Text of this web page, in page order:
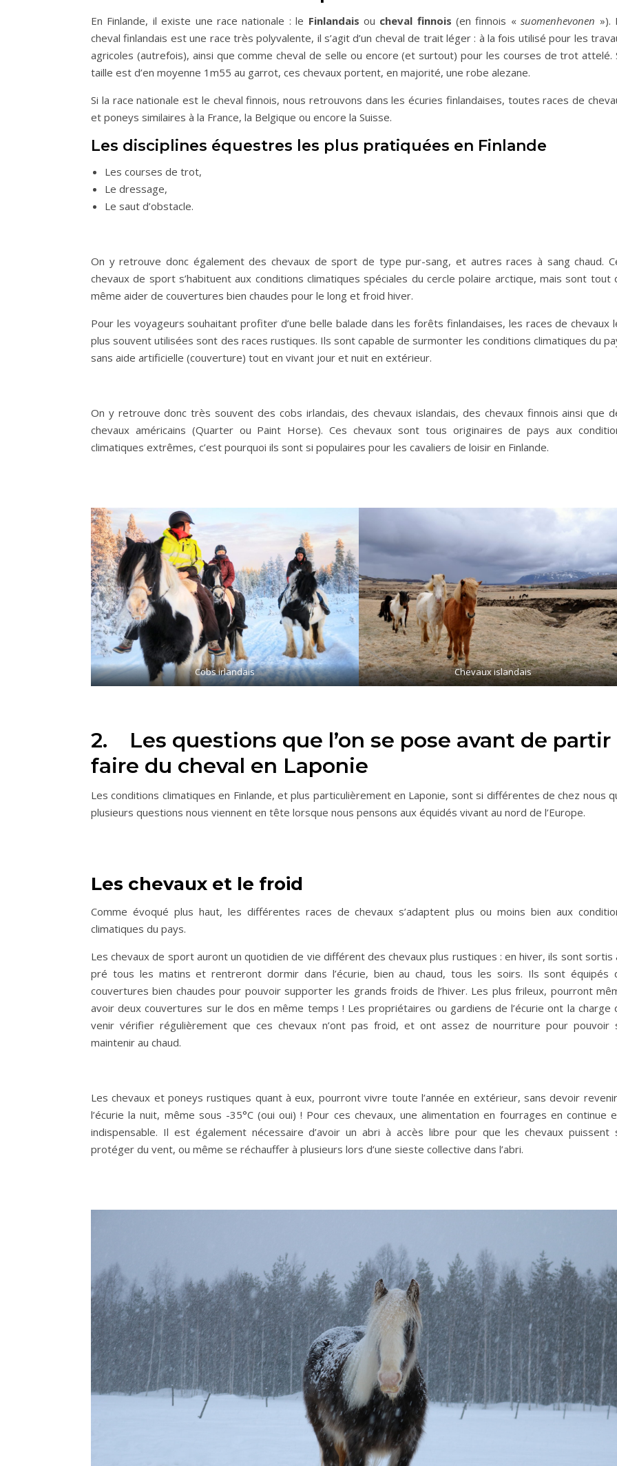
En Finlande, il existe une race nationale : le Finlandais ou cheval finnois (en finnois «suomenhevonen »).
cheval finlandais est une race très polyvalente, il s’agit d’un cheval de trait léger : à la fois utilisé pour les
agricoles (autrefois), ainsi que comme cheval de selle ou encore (et surtout) pour les courses de trot attelé.
taille est d’en moyenne 1m55 au garrot, ces chevaux portent, en majorité, une robe alezane.
Si la race nationale est le cheval finnois, nous retrouvons dans les écuries finlandaises, toutes races de
et poneys similaires à la France, la Belgique ou encore la Suisse.
Les disciplines équestres les plus pratiquées en Finlande
Les courses de trot,
Le dressage,
Le saut d’obstacle.
On y retrouve donc également des chevaux de sport de type pur-sang, et autres races à sang chaud.
chevaux de sport s’habituent aux conditions climatiques spéciales du cercle polaire arctique, mais sont tout
même aider de couvertures bien chaudes pour le long et froid hiver.
Pour les voyageurs souhaitant profiter d’une belle balade dans les forêts finlandaises, les races de chevaux
plus souvent utilisées sont des races rustiques. Ils sont capable de surmonter les conditions climatiques du
sans aide artificielle (couverture) tout en vivant jour et nuit en extérieur.
On y retrouve donc très souvent des cobs irlandais, des chevaux islandais, des chevaux finnois ainsi que
chevaux américains (Quarter ou Paint Horse). Ces chevaux sont tous originaires de pays aux
climatiques extrêmes, c’est pourquoi ils sont si populaires pour les cavaliers de loisir en Finlande.
Cobs irlandais Chevaux islandais
2. Les questions que l’on se pose avant de partir
faire du cheval en Laponie
Les conditions climatiques en Finlande, et plus particulièrement en Laponie, sont si différentes de chez nous
plusieurs questions nous viennent en tête lorsque nous pensons aux équidés vivant au nord de l’Europe.
Les chevaux et le froid
Comme évoqué plus haut, les différentes races de chevaux s’adaptent plus ou moins bien aux
climatiques du pays.
Les chevaux de sport auront un quotidien de vie différent des chevaux plus rustiques : en hiver, ils sont sortis
pré tous les matins et rentreront dormir dans l’écurie, bien au chaud, tous les soirs. Ils sont équipés
couvertures bien chaudes pour pouvoir supporter les grands froids de l’hiver. Les plus frileux, pourront
avoir deux couvertures sur le dos en même temps ! Les propriétaires ou gardiens de l’écurie ont la charge
venir vérifier régulièrement que ces chevaux n’ont pas froid, et ont assez de nourriture pour pouvoir
maintenir au chaud.
Les chevaux et poneys rustiques quant à eux, pourront vivre toute l’année en extérieur, sans devoir
l’écurie la nuit, même sous -35°C (oui oui) ! Pour ces chevaux, une alimentation en fourrages en continue
indispensable. Il est également nécessaire d’avoir un abri à accès libre pour que les chevaux puissent
protéger du vent, ou même se réchauffer à plusieurs lors d’une sieste collective dans l’abri.